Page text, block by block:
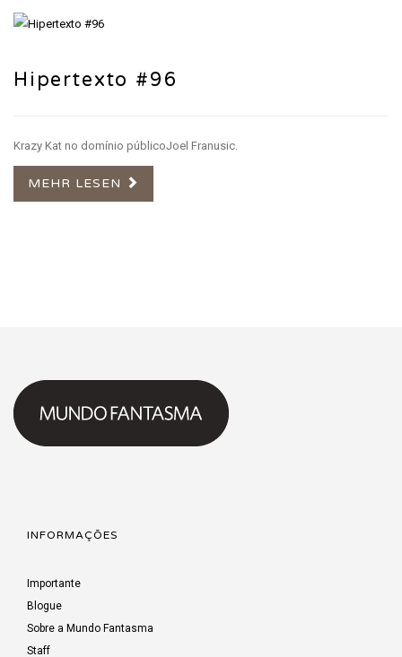
Hipertexto #96
Krazy Kat no domínio públicoJoel Franusic.
MEHR LESEN
INFORMAÇÕES
Importante
Blogue
Sobre a Mundo Fantasma
Staff